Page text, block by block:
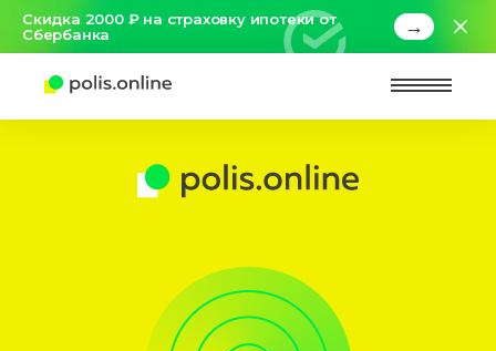
Скидка 2000 ₽ на страховку ипотеки от
Сбербанка
→